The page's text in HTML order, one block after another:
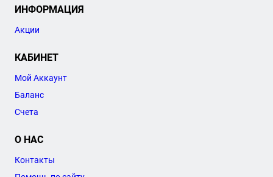
ИНФОРМАЦИЯ
Акции
КАБИНЕТ
Мой Аккаунт
Баланс
Счета
О НАС
Контакты